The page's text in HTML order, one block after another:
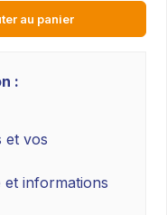
au panier
:
et vos
et informations